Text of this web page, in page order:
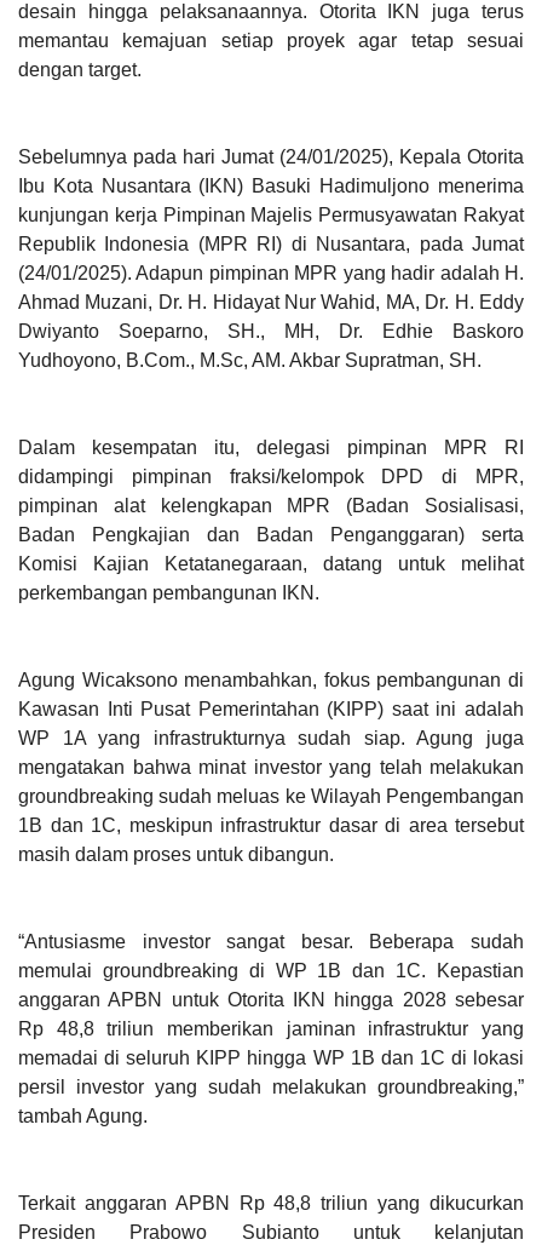
desain hingga pelaksanaannya. Otorita IKN juga terus
memantau kemajuan setiap proyek agar tetap sesuai
dengan target.
Sebelumnya pada hari Jumat (24/01/2025), Kepala Otorita
Ibu Kota Nusantara (IKN) Basuki Hadimuljono menerima
kunjungan kerja Pimpinan Majelis Permusyawatan Rakyat
Republik Indonesia (MPR RI) di Nusantara, pada Jumat
(24/01/2025). Adapun pimpinan MPR yang hadir adalah H.
Ahmad Muzani, ⁠Dr. H. Hidayat Nur Wahid, MA, Dr. H. Eddy
Dwiyanto Soeparno, SH., MH, Dr. Edhie Baskoro
Yudhoyono, B.Com., M.Sc, AM. Akbar Supratman, SH.
Dalam kesempatan itu, delegasi pimpinan MPR RI
didampingi pimpinan fraksi/kelompok DPD di MPR,
pimpinan alat kelengkapan MPR (Badan Sosialisasi,
Badan Pengkajian dan Badan Penganggaran) serta
Komisi Kajian Ketatanegaraan, datang untuk melihat
perkembangan pembangunan IKN.
Agung Wicaksono menambahkan, fokus pembangunan di
Kawasan Inti Pusat Pemerintahan (KIPP) saat ini adalah
WP 1A yang infrastrukturnya sudah siap. Agung juga
mengatakan bahwa minat investor yang telah melakukan
groundbreaking sudah meluas ke Wilayah Pengembangan
1B dan 1C, meskipun infrastruktur dasar di area tersebut
masih dalam proses untuk dibangun.
“Antusiasme investor sangat besar. Beberapa sudah
memulai groundbreaking di WP 1B dan 1C. Kepastian
anggaran APBN untuk Otorita IKN hingga 2028 sebesar
Rp 48,8 triliun memberikan jaminan infrastruktur yang
memadai di seluruh KIPP hingga WP 1B dan 1C di lokasi
persil investor yang sudah melakukan groundbreaking,”
tambah Agung.
Terkait anggaran APBN Rp 48,8 triliun yang dikucurkan
Presiden Prabowo Subianto untuk kelanjutan